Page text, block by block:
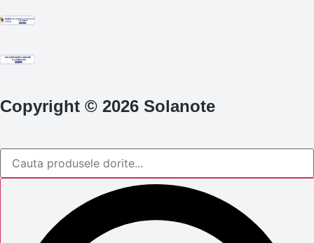
Copyright © 2026 Solanote